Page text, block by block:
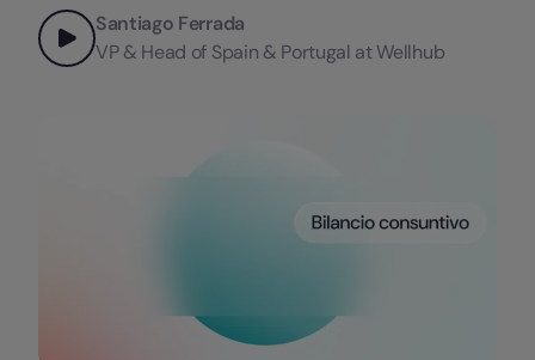
Santiago Ferrada
VP & Head of Spain & Portugal at Wellhub